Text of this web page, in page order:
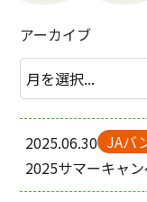
アーカイブ
2025.06.30 JAバ
2025サマーキャ